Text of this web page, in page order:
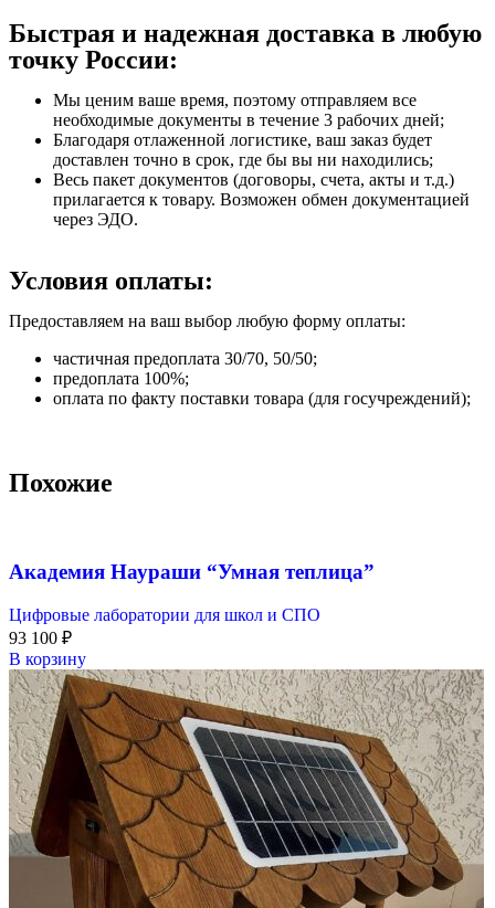
Быстрая и надежная доставка в любую
точку России:
Мы ценим ваше время, поэтому отправляем все
необходимые документы в течение 3 рабочих дней;
Благодаря отлаженной логистике, ваш заказ будет
доставлен точно в срок, где бы вы ни находились;
Весь пакет документов (договоры, счета, акты и т.д.)
прилагается к товару. Возможен обмен документацией
через ЭДО.
Условия оплаты:
Предоставляем на ваш выбор любую форму оплаты:
частичная предоплата 30/70, 50/50;
предоплата 100%;
оплата по факту поставки товара (для госучреждений);
Похожие
Академия Наураши “Умная теплица”
Цифровые лаборатории для школ и СПО
93 100 ₽
В корзину